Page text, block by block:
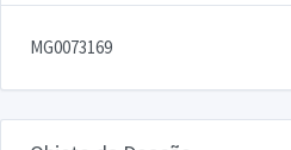
MG0073169